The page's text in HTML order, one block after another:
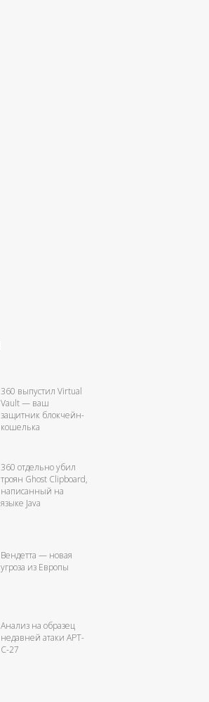
360 выпустил Virtual
Vault — ваш
защитник блокчейн-
кошелька
360 отдельно убил
троян Ghost Clipboard,
написанный на
языке Java
Вендетта — новая
угроза из Европы
Анализ на образец
недавней атаки APT-
C-27